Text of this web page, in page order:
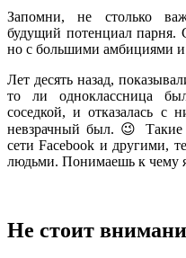
Запомни, не столько
будущий потенциал парня.
но с большими амбициями
Лет десять назад,
то ли одноклассница
соседкой, и отказалась с
невзрачный был. 😉 Такие
сети Facebook и другими,
людьми. Понимаешь к чему
Не стоит